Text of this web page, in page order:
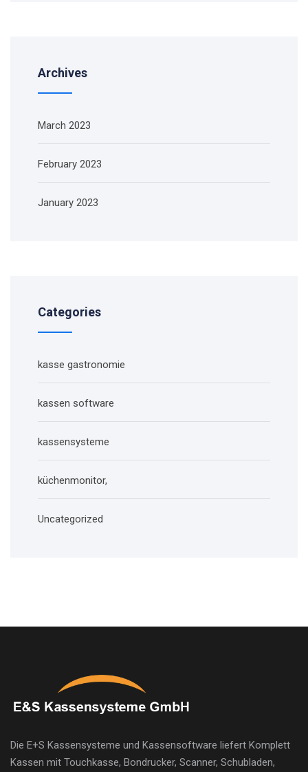
Archives
March 2023
February 2023
January 2023
Categories
kasse gastronomie
kassen software
kassensysteme
küchenmonitor,
Uncategorized
Die E+S Kassensysteme und Kassensoftware liefert Komplett
Kassen mit Touchkasse, Bondrucker, Scanner, Schubladen,